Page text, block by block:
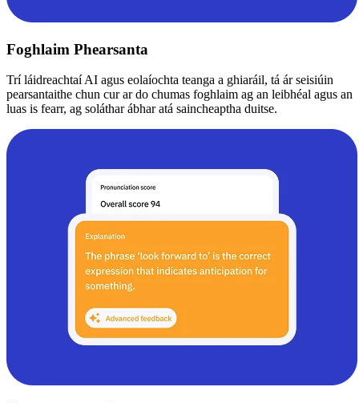
Foghlaim Phearsanta
Trí láidreachtaí AI agus eolaíochta teanga a ghiaráil, tá ár seisiúin
pearsantaithe chun cur ar do chumas foghlaim ag an leibhéal agus an
luas is fearr, ag soláthar ábhar atá saincheaptha duitse.